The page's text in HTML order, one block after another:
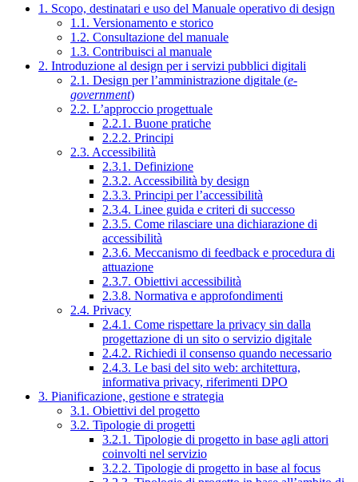
1. Scopo, destinatari e uso del Manuale operativo di design
1.1. Versionamento e storico
1.2. Consultazione del manuale
1.3. Contribuisci al manuale
2. Introduzione al design per i servizi pubblici digitali
2.1. Design per l’amministrazione digitale (e-
government)
2.2. L’approccio progettuale
2.2.1. Buone pratiche
2.2.2. Principi
2.3. Accessibilità
2.3.1. Definizione
2.3.2. Accessibilità by design
2.3.3. Principi per l’accessibilità
2.3.4. Linee guida e criteri di successo
2.3.5. Come rilasciare una dichiarazione di
accessibilità
2.3.6. Meccanismo di feedback e procedura di
attuazione
2.3.7. Obiettivi accessibilità
2.3.8. Normativa e approfondimenti
2.4. Privacy
2.4.1. Come rispettare la privacy sin dalla
progettazione di un sito o servizio digitale
2.4.2. Richiedi il consenso quando necessario
2.4.3. Le basi del sito web: architettura,
informativa privacy, riferimenti DPO
3. Pianificazione, gestione e strategia
3.1. Obiettivi del progetto
3.2. Tipologie di progetti
3.2.1. Tipologie di progetto in base agli attori
coinvolti nel servizio
3.2.2. Tipologie di progetto in base al focus